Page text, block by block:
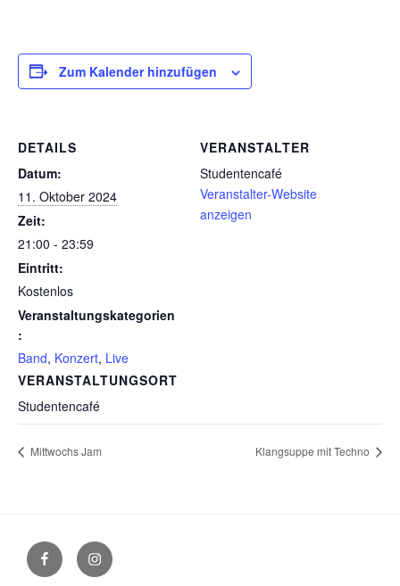
Zum Kalender hinzufügen
DETAILS
Datum:
11. Oktober 2024
Zeit:
21:00 - 23:59
Eintritt:
Kostenlos
Veranstaltungskategorien
:
Band, Konzert, Live
VERANSTALTUNGSORT
Studentencafé
VERANSTALTER
Studentencafé
Veranstalter-Website
anzeigen
Mittwochs Jam Klangsuppe mit Techno
FacebookInstagram